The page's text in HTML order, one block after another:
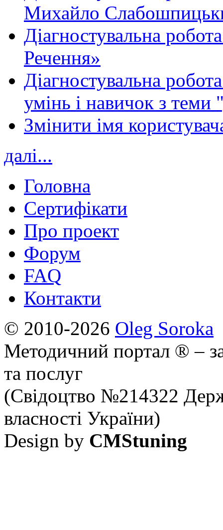
Михайло
Діагностувальна
Речення»
Діагностувальна
умінь і навичок з теми
Змінити імя
далі...
Головна
Сертифікати
Про проект
Форум
FAQ
Контакти
© 2010-2026 Oleg Soroka
Методичний портал ® –
та послуг
(Свідоцтво №214322
власності України)
Design by CMStuning